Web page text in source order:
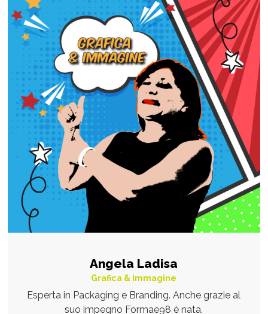
Angela Ladisa
Grafica & Immagine
Esperta in Packaging e Branding. Anche grazie al
suo impegno Formae98 è nata.